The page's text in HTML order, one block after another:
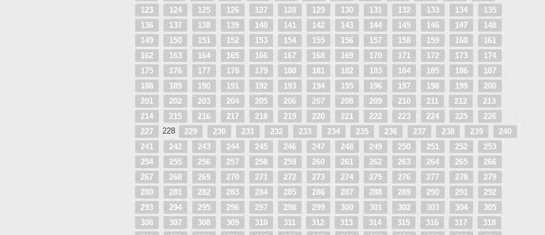
123
124 125 126 127 128 129 130 131 132 133 134
135
136
137 138 139 140 141 142 143 144 145 146 147
148
149
150 151 152 153 154 155 156 157 158 159 160
161
162
163 164 165 166 167 168 169 170 171 172 173
174
175
176 177 178 179 180 181 182 183 184 185 186
187
188
189 190 191 192 193 194 195 196 197 198 199
200
201
202 203 204 205 206 207 208 209 210 211 212
213
214
215 216 217 218 219 220 221 222 223 224 225
226
227
228 229 230 231 232 233 234 235 236 237 238 239
240
241
242 243 244 245 246 247 248 249 250 251 252
253
254
255 256 257 258 259 260 261 262 263 264 265
266
267
268 269 270 271 272 273 274 275 276 277 278
279
280
281 282 283 284 285 286 287 288 289 290 291
292
293
294 295 296 297 298 299 300 301 302 303 304
305
306
307 308 309 310 311 312 313 314 315 316 317
318